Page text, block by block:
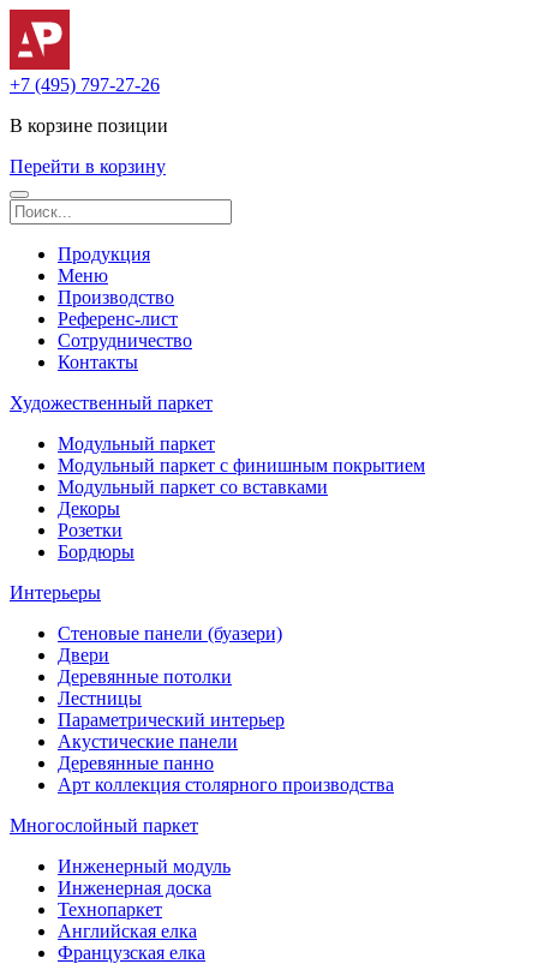
+7 (495) 797-27-26
В корзине позиции
Перейти в корзину
Продукция
Меню
Производство
Референс-лист
Сотрудничество
Контакты
Художественный паркет
Модульный паркет
Модульный паркет с финишным покрытием
Модульный паркет со вставками
Декоры
Розетки
Бордюры
Интерьеры
Стеновые панели (буазери)
Двери
Деревянные потолки
Лестницы
Параметрический интерьер
Акустические панели
Деревянные панно
Арт коллекция столярного производства
Многослойный паркет
Инженерный модуль
Инженерная доска
Технопаркет
Английская елка
Французская елка